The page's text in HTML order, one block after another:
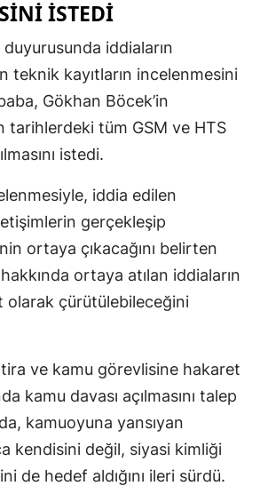
ISTEDI
iddiaların
teknik kayıtların incelenmesini
Gökhan Böcek’in
tarihlerdeki tüm GSM ve HTS
istedi.
iddia edilen
gerçekleşip
ortaya çıkacağını belirten
ortaya atılan iddiaların
olarak çürütülebileceğini
ve kamu görevlisine hakaret
kamu davası açılmasını talep
kamuoyuna yansıyan
kendisini değil, siyasi kimliği
de hedef aldığını ileri sürdü.